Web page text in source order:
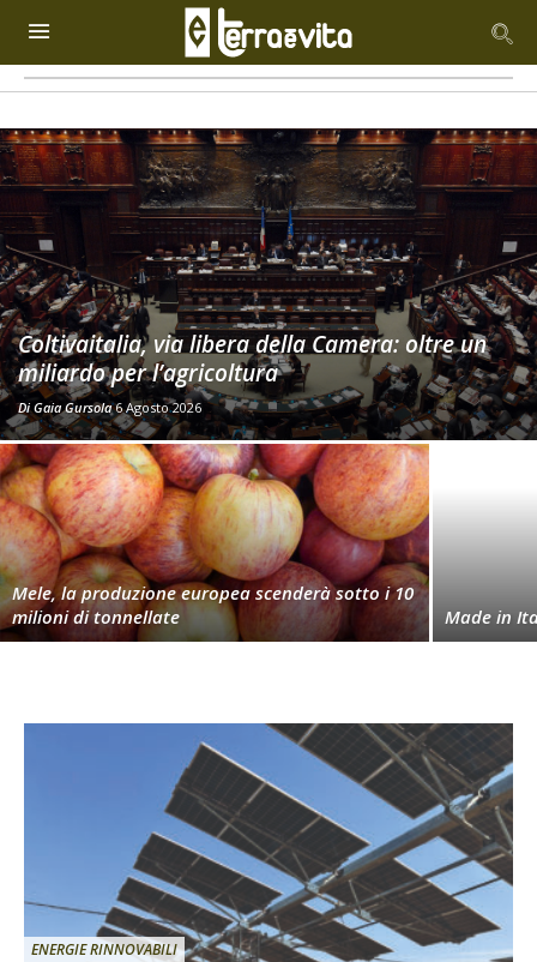
Coltivaitalia, via libera della Camera: oltre un
miliardo per l’agricoltura
DiGaia Gursola 6 Agosto 2026
Mele, la produzione europea scenderà sotto i 10
milioni di tonnellate
Made in
ENERGIE RINNOVABILI